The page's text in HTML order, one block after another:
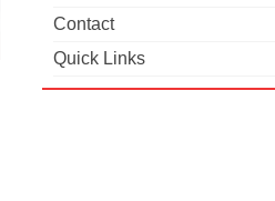
Contact
Quick Links